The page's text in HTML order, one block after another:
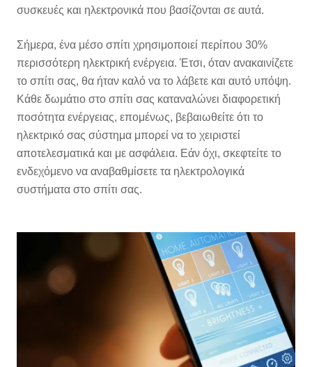
συσκευές και ηλεκτρονικά που βασίζονται σε αυτά.
Σήμερα, ένα μέσο σπίτι χρησιμοποιεί περίπου 30%
περισσότερη ηλεκτρική ενέργεια. Έτσι, όταν ανακαινίζετε
το σπίτι σας, θα ήταν καλό να το λάβετε και αυτό υπόψη.
Κάθε δωμάτιο στο σπίτι σας καταναλώνει διαφορετική
ποσότητα ενέργειας, επομένως, βεβαιωθείτε ότι το
ηλεκτρικό σας σύστημα μπορεί να το χειριστεί
αποτελεσματικά και με ασφάλεια. Εάν όχι, σκεφτείτε το
ενδεχόμενο να αναβαθμίσετε τα ηλεκτρολογικά
συστήματα στο σπίτι σας.